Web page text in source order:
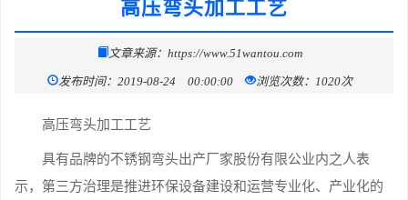
高压弯头加工工艺
文章来源：https://www.51wantou.com
发布时间：2019-08-24 00:00:00 浏览次数：1020次
高压弯头加工工艺
具有品牌的不锈钢弯头出产厂家股份有限公业内之人表
示，第三方治理是推进环保设备建设和运营专业化、产业化的